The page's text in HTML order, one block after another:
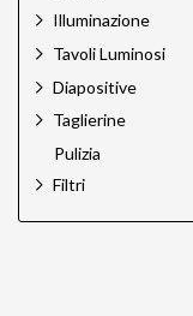
Illuminazione
Tavoli Luminosi
Diapositive
Taglierine
Pulizia
Filtri